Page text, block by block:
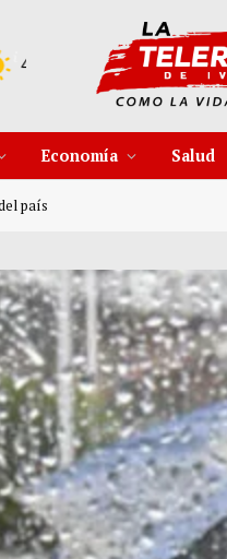
10 Ago 38°C
Economía Salud
país